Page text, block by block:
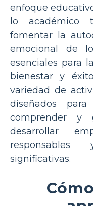
enfoque
lo académico
fomentar la
emocional de
esenciales para
bienestar y
variedad de
diseñados
comprender y
desarrollar
significativas.